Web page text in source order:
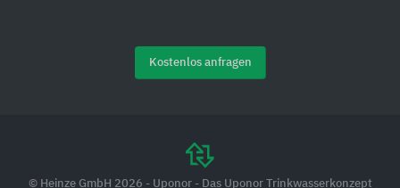
Kostenlos anfragen
© Heinze GmbH 2026 - Uponor - Das Uponor Trinkwasserkonzept